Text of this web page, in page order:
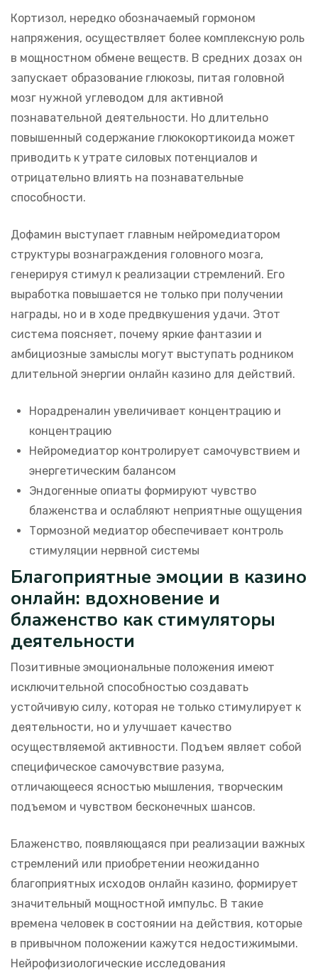
Кортизол, нередко обозначаемый гормоном
напряжения, осуществляет более комплексную роль
в мощностном обмене веществ. В средних дозах он
запускает образование глюкозы, питая головной
мозг нужной углеводом для активной
познавательной деятельности. Но длительно
повышенный содержание глюкокортикоида может
приводить к утрате силовых потенциалов и
отрицательно влиять на познавательные
способности.
Дофамин выступает главным нейромедиатором
структуры вознаграждения головного мозга,
генерируя стимул к реализации стремлений. Его
выработка повышается не только при получении
награды, но и в ходе предвкушения удачи. Этот
система поясняет, почему яркие фантазии и
амбициозные замыслы могут выступать родником
длительной энергии онлайн казино для действий.
Норадреналин увеличивает концентрацию и
концентрацию
Нейромедиатор контролирует самочувствием и
энергетическим балансом
Эндогенные опиаты формируют чувство
блаженства и ослабляют неприятные ощущения
Тормозной медиатор обеспечивает контроль
стимуляции нервной системы
Благоприятные эмоции в казино
онлайн: вдохновение и
блаженство как стимуляторы
деятельности
Позитивные эмоциональные положения имеют
исключительной способностью создавать
устойчивую силу, которая не только стимулирует к
деятельности, но и улучшает качество
осуществляемой активности. Подъем являет собой
специфическое самочувствие разума,
отличающееся ясностью мышления, творческим
подъемом и чувством бесконечных шансов.
Блаженство, появляющаяся при реализации важных
стремлений или приобретении неожиданно
благоприятных исходов онлайн казино, формирует
значительный мощностной импульс. В такие
времена человек в состоянии на действия, которые
в привычном положении кажутся недостижимыми.
Нейрофизиологические исследования